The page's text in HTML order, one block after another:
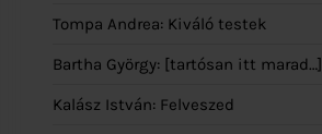
Tompa Andrea: Kiváló testek
Bartha György: [tartósan itt marad…]
Kalász István: Felveszed